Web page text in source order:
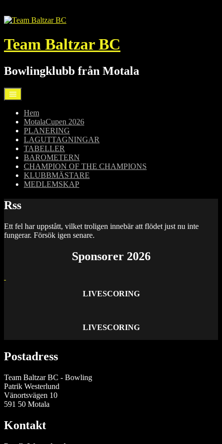
till
Team Baltzar BC
Bowlingklubb från Motala
Hem
MotalaCupen 2026
PLANERING
LAGUTTAGNINGAR
TABELLER
BAROMETERN
CHAMPION OF THE CHAMPIONS
KLUBBMÄSTARE
MEDLEMSKAP
Rss
Ett fel har uppstått, vilket troligen innebär att flödet just nu inte
fungerar. Försök igen senare.
Sponsorer 2026
LIVESCORING
LIVESCORING
Postadress
Team Baltzar BC - Bowling
Patrik Westerlund
Vänortsvägen 10
591 50 Motala
Kontakt